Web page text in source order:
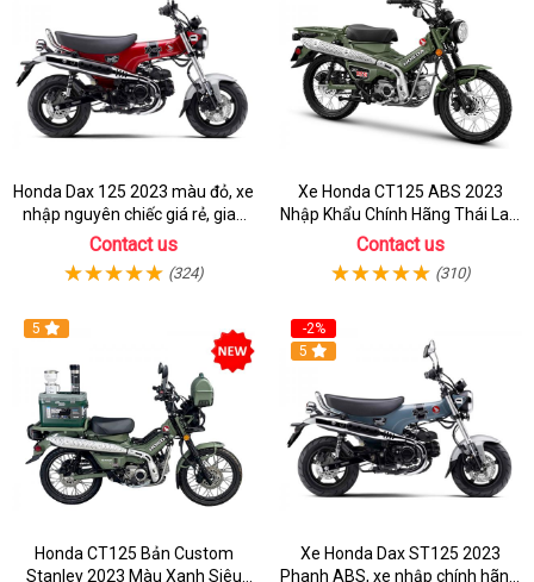
Honda Dax 125 2023 màu đỏ, xe
nhập nguyên chiếc giá rẻ, giao
hồ sơ ngay
Contact us
(324)
Xe Honda CT125 ABS 2023
Nhập Khẩu Chính Hãng Thái Lan,
Đủ Phụ Kiện Đồ Chơi
Contact us
(310)
5
Honda CT125 Bản Custom
Stanley 2023 Màu Xanh Siêu
-2%
5
Xe Honda Dax ST125 2023
Phanh ABS, xe nhập chính hãng,